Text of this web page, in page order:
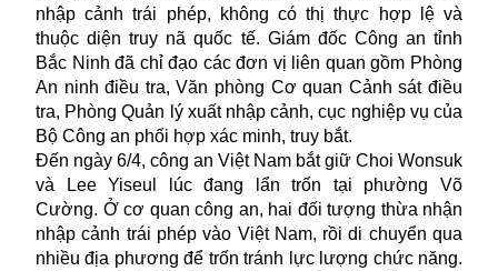
nhập cảnh trái phép, không có thị thực hợp lệ và
thuộc diện truy nã quốc tế. Giám đốc Công an tỉnh
Bắc Ninh đã chỉ đạo các đơn vị liên quan gồm Phòng
An ninh điều tra, Văn phòng Cơ quan Cảnh sát điều
tra, Phòng Quản lý xuất nhập cảnh, cục nghiệp vụ của
Bộ Công an phối hợp xác minh, truy bắt.
Đến ngày 6/4, công an Việt Nam bắt giữ Choi Wonsuk
và Lee Yiseul lúc đang lẩn trốn tại phường Võ
Cường. Ở cơ quan công an, hai đối tượng thừa nhận
nhập cảnh trái phép vào Việt Nam, rồi di chuyển qua
nhiều địa phương để trốn tránh lực lượng chức năng.